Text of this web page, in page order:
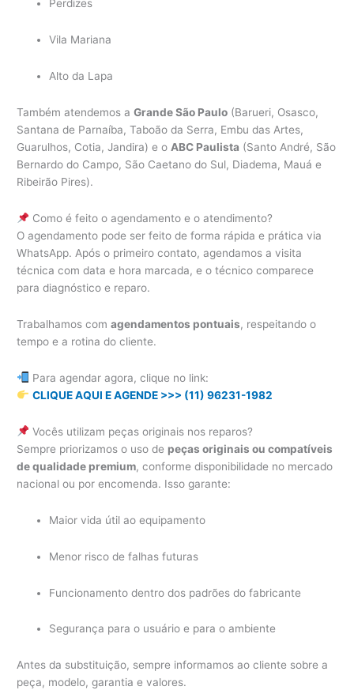
Perdizes
Vila Mariana
Alto da Lapa
Também atendemos aGrande São Paulo (Barueri, Osasco,
Santana de Parnaíba, Taboão da Serra, Embu das Artes,
Guarulhos, Cotia, Jandira) e o ABC Paulista (Santo André, São
Bernardo do Campo, São Caetano do Sul, Diadema, Mauá e
Ribeirão Pires).
Como é feito o agendamento e o atendimento?
O agendamento pode ser feito de forma rápida e prática via
WhatsApp. Após o primeiro contato, agendamos a visita
técnica com data e hora marcada, e o técnico comparece
para diagnóstico e reparo.
Trabalhamos comagendamentos pontuais, respeitando o
tempo e a rotina do cliente.
Para agendar agora, clique no link:
CLIQUE AQUI E AGENDE >>> (11) 96231-1982
Vocês utilizam peças originais nos reparos?
Sempre priorizamos o uso de peças originais ou compatíveis
de qualidade premium, conforme disponibilidade no mercado
nacional ou por encomenda. Isso garante:
Maior vida útil ao equipamento
Menor risco de falhas futuras
Funcionamento dentro dos padrões do fabricante
Segurança para o usuário e para o ambiente
Antes da substituição, sempre informamos ao cliente sobre a
peça, modelo, garantia e valores.